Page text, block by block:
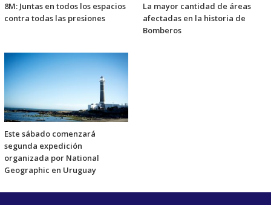
8M: Juntas en todos los espacios
contra todas las presiones
La mayor cantidad de áreas
afectadas en la historia de
Bomberos
Este sábado comenzará
segunda expedición
organizada por National
Geographic en Uruguay